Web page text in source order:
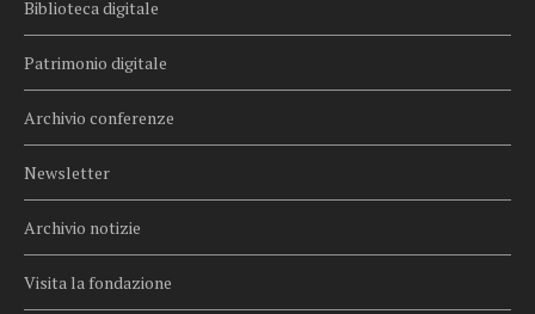
Biblioteca digitale
Patrimonio digitale
Archivio conferenze
Newsletter
Archivio notizie
Visita la fondazione